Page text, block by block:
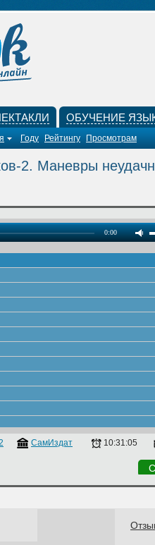
ОБУЧЕНИЕ
Году Рейтингу Просмотрам
2. Маневры
0:00
СамИздат 10:31:05